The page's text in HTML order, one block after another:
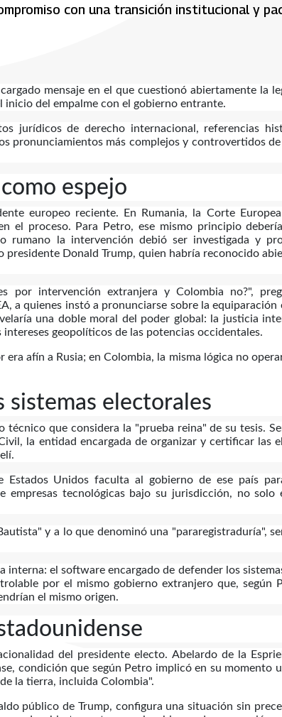
con una transición institucional y
mensaje en el que cuestionó abiertamente la
inicio del empalme con el gobierno entrante.
jurídicos de derecho internacional, referencias
pronunciamientos más complejos y controvertidos
espejo
europeo reciente. En Rumania, la Corte
el proceso. Para Petro, ese mismo principio
rumano la intervención debió ser investigada y
Donald Trump, quien habría reconocido
por intervención extranjera y Colombia no?",
a quienes instó a pronunciarse sobre la equiparación
una doble moral del poder global: la justicia
geopolíticos de las potencias occidentales.
afín a Rusia; en Colombia, la misma lógica no
sistemas electorales
que considera la "prueba reina" de su tesis.
la entidad encargada de organizar y certificar las
Estados Unidos faculta al gobierno de ese país
tecnológicas bajo su jurisdicción, no
y a lo que denominó una "pararegistraduría",
interna: el software encargado de defender los
por el mismo gobierno extranjero que, según
el mismo origen.
del presidente electo. Abelardo de la
condición que según Petro implicó en su momento
la tierra, incluida Colombia".
público de Trump, configura una situación sin